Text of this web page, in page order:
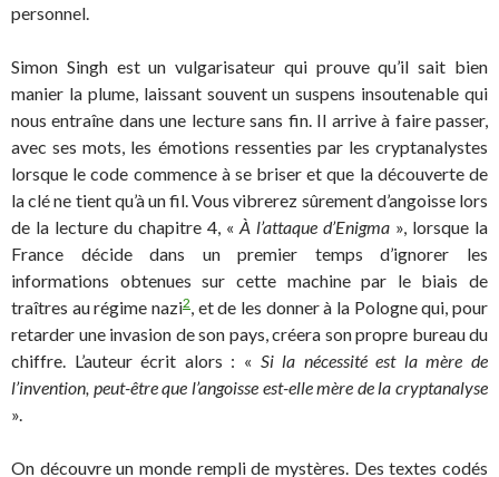
personnel.
Simon Singh est un vulgarisateur qui prouve qu’il sait bien
manier la plume, laissant souvent un suspens insoutenable qui
nous entraîne dans une lecture sans fin. Il arrive à faire passer,
avec ses mots, les émotions ressenties par les cryptanalystes
lorsque le code commence à se briser et que la découverte de
la clé ne tient qu’à un fil. Vous vibrerez sûrement d’angoisse lors
de la lecture du chapitre 4, « À l’attaque d’Enigma », lorsque la
France décide dans un premier temps d’ignorer les
informations obtenues sur cette machine par le biais de
traîtres au régime nazi2, et de les donner à la Pologne qui, pour
retarder une invasion de son pays, créera son propre bureau du
chiffre. L’auteur écrit alors : « Si la nécessité est la mère de
l’invention, peut-être que l’angoisse est-elle mère de la cryptanalyse
».
On découvre un monde rempli de mystères. Des textes codés